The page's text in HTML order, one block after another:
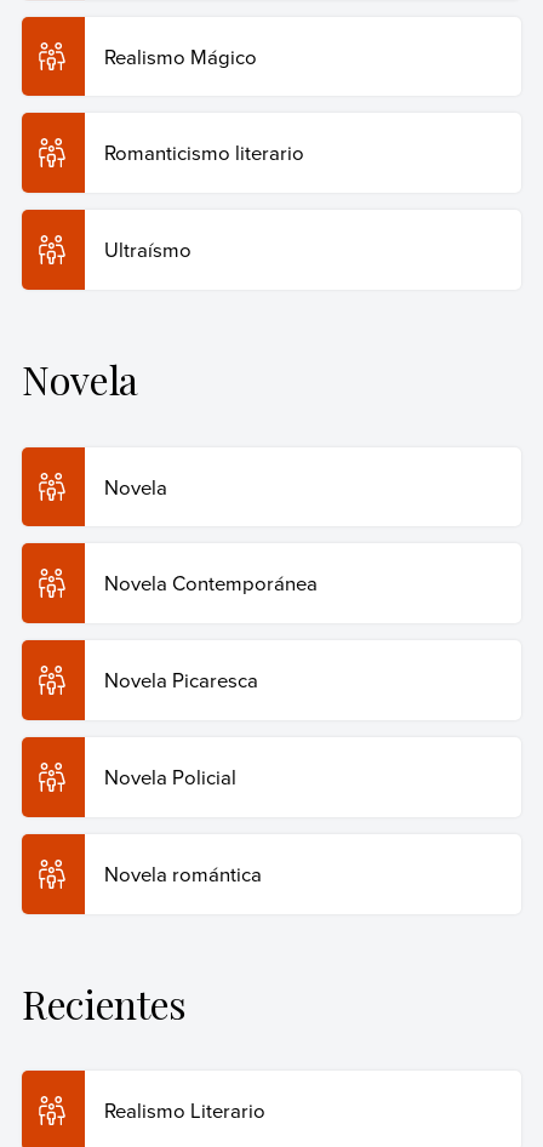
Realismo Mágico
Romanticismo literario
Ultraísmo
Novela
Novela
Novela Contemporánea
Novela Picaresca
Novela Policial
Novela romántica
Recientes
Realismo Literario